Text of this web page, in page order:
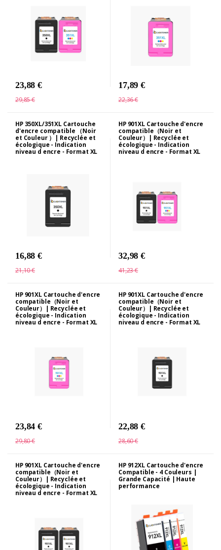
23,88 €
29,85 €
17,89 €
22,36 €
HP 350XL/351XL Cartouche
d'encre compatible （Noir
et Couleur ）| Recyclée et
écologique - Indication
niveau d encre - Format XL
16,88 €
21,10 €
HP 901XL Cartouche d'encre
compatible（Noir et
Couleur）| Recyclée et
écologique - Indication
niveau d encre - Format XL
32,98 €
41,23 €
HP 901XL Cartouche d'encre
compatible（Noir et
Couleur）| Recyclée et
écologique - Indication
niveau d encre - Format XL
23,84 €
29,80 €
HP 901XL Cartouche d'encre
compatible（Noir et
Couleur）| Recyclée et
écologique - Indication
niveau d encre - Format XL
22,88 €
28,60 €
HP 901XL Cartouche d'encre
compatible（Noir et
Couleur）| Recyclée et
écologique - Indication
niveau d encre - Format XL
HP 912XL Cartouche d'encre
Compatible - 4 Couleurs |
Grande Capacité | Haute
performance